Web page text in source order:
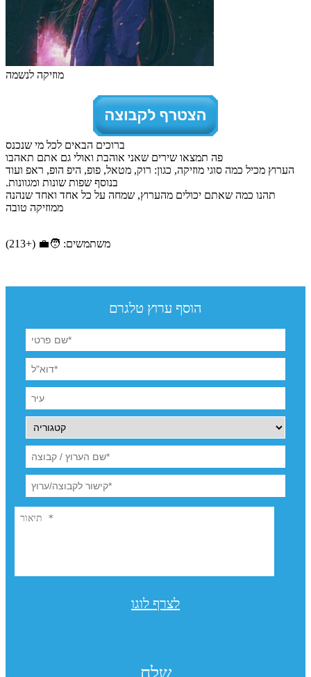
מוזיקה לנשמה
ברוכים הבאים לכל מי שנכנס
פה תמצאו שירים שאני אוהבת ואולי גם אתם תאהבו
הערוץ מכיל כמה סוגי מוזיקה, כגון: רוק, מטאל, פופ, היפ הופ, ראפ ועוד
בנוסף שפות שונות ומגוונות.
תהנו כמה שאתם יכולים מהערוץ, שמחה על כל אחד ואחד שנהנה
ממוזיקה טובה
משתמשים: 🧑‍💼 (+213)
הוסף ערוץ טלגרם
לצרף לוגו